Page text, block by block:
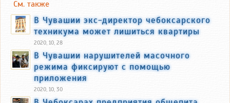
См. также
В Чувашии экс-директор чебоксарского
техникума может лишиться квартиры
2020, 10, 28
В Чувашии нарушителей масочного
режима фиксируют с помощью
приложения
2020, 10, 30